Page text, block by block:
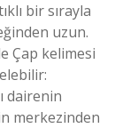
bir sırayla
uzun.
Çap kelimesi
dairenin
merkezinden